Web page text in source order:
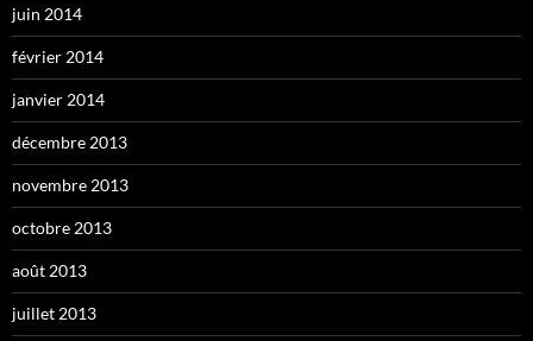
juin 2014
février 2014
janvier 2014
décembre 2013
novembre 2013
octobre 2013
août 2013
juillet 2013